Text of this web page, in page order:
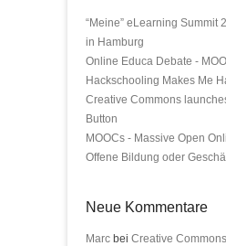
“Meine” eLearning Summit
in Hamburg
Online Educa Debate -
Hackschooling Makes Me
Creative Commons
Button
MOOCs - Massive Open
Offene Bildung oder
Neue Kommentare
Marc bei Creative